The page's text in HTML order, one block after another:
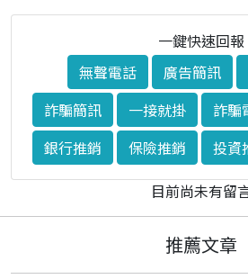
一鍵快速回報
無聲電話
廣告簡訊
詐騙簡訊
一接就掛 詐騙
銀行推銷
保險推銷 投資
目前尚未有留
推薦文章